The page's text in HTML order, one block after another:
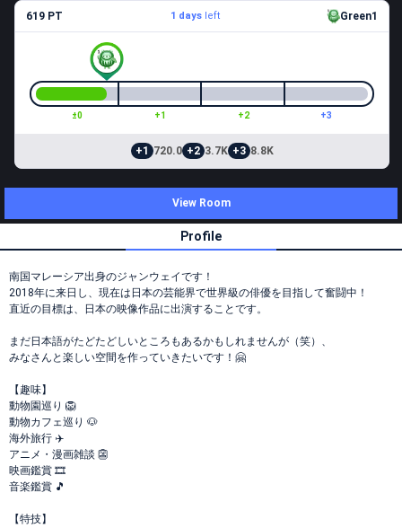
619 PT 1 daysleft Green1
±0 +1 +2 +3
+1 720.0 +2 3.7K +3 8.8K
View Room
Profile
南国マレーシア出身のジャンウェイです！
2018年に来日し、現在は日本の芸能界で世界級の俳優を目指して奮闘中！
直近の目標は、日本の映像作品に出演することです。
まだ日本語がたどたどしいところもあるかもしれませんが（笑）、
みなさんと楽しい空間を作っていきたいです！🤗
【趣味】
動物園巡り 🦁
動物カフェ巡り 🐶
海外旅行 ✈️
アニメ・漫画雑談 👺
映画鑑賞 🎞️
音楽鑑賞 🎵
【特技】